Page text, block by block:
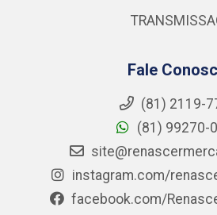
Fale
(81) 2119-
(81) 99270-
instagram.com/
facebook.com/